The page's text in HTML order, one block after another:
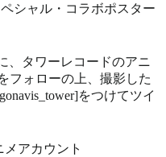
シャル・コラボポスター
、タワーレコードのアニ
フォローの上、撮影した
をつけてツイ
アカウント